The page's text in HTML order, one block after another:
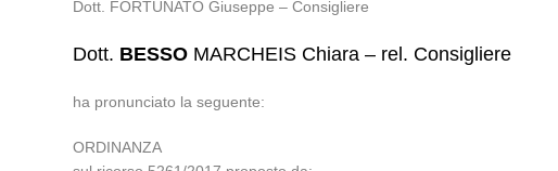
Dott. FORTUNATO Giuseppe – Consigliere
Dott. BESSO MARCHEIS Chiara – rel. Consigliere
ha pronunciato la seguente:
ORDINANZA